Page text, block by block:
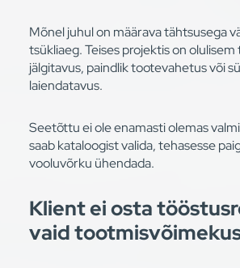
Mõnel juhul on määrava tähtsusega
tsükliaeg. Teises projektis on
jälgitavus, paindlik tootevahetus või
laiendatavus.
Seetõttu ei ole enamasti olemas
saab kataloogist valida, tehasesse
vooluvõrku ühendada.
Klient ei osta
vaid